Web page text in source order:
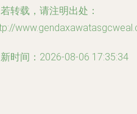
转载，请注明出处：
时间：2026-08-06 17:35:34